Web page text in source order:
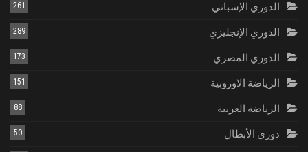
الدوري الإسباني 261
الدوري الإنجليزي 289
الدوري المصري 173
الرياضة الاوروبية 151
الرياضة العربية 88
دوري الأبطال 50